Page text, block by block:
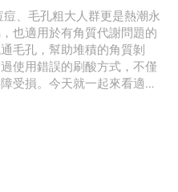
、毛孔粗大人群更是熱潮永
也適用於有角質代謝問題的
毛孔，幫助堆積的角質剝
使用錯誤的刷酸方式，不僅
受損。今天就一起來看適合
化學煥膚的方法，指的是將
藉由改變肌膚的酸鹼值，促